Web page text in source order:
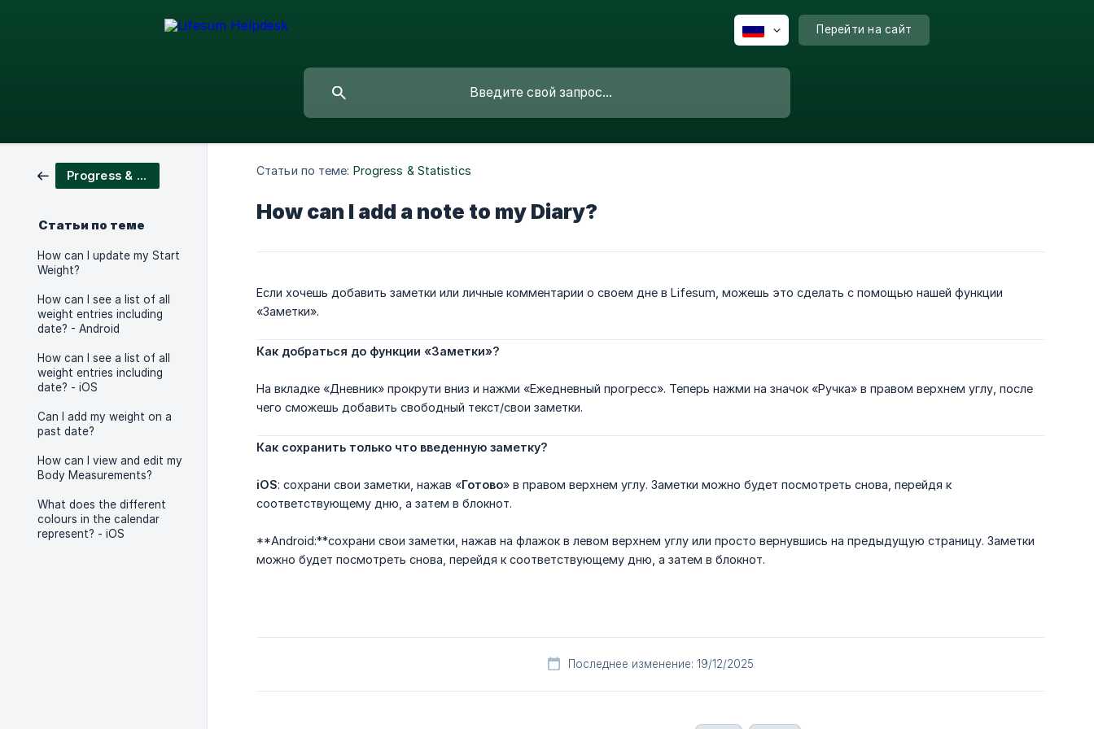
Перейти на сайт
Progress & Statistics
Статьи по теме
How can I update my Start
Weight?
How can I see a list of all
weight entries including
date? - Android
How can I see a list of all
weight entries including
date? - iOS
Can I add my weight on a
past date?
How can I view and edit my
Body Measurements?
What does the different
colours in the calendar
represent? - iOS
Статьи по теме: Progress & Statistics
How can I add a note to my Diary?
Если хочешь добавить заметки или личные комментарии о своем дне в Lifesum, можешь это сделать с помощью нашей функции
«Заметки».
Как добраться до функции «Заметки»?
На вкладке «Дневник» прокрути вниз и нажми «Ежедневный прогресс». Теперь нажми на значок «Ручка» в правом верхнем углу, после
чего сможешь добавить свободный текст/свои заметки.
Как сохранить только что введенную заметку?
iOS: сохрани свои заметки, нажав «Готово» в правом верхнем углу. Заметки можно будет посмотреть снова, перейдя к
соответствующему дню, а затем в блокнот.
**Android:**сохрани свои заметки, нажав на флажок в левом верхнем углу или просто вернувшись на предыдущую страницу. Заметки
можно будет посмотреть снова, перейдя к соответствующему дню, а затем в блокнот.
Последнее изменение: 19/12/2025